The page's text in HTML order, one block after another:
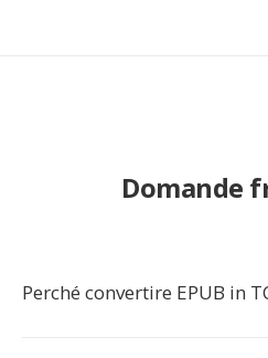
Domande
Perché convertire EPUB in